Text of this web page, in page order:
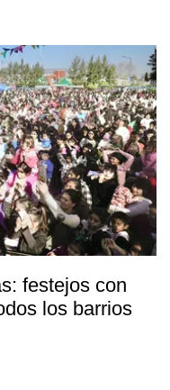
festejos con
los barrios